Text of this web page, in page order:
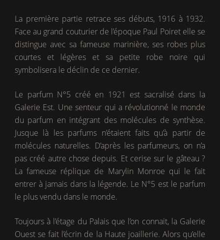
La première partie retrace ses débuts, 1916 à 1932.
Face au grand couturier de l’époque Paul Poiret elle se
distingue avec sa fameuse marinière, ses robes plus
courtes et légères et sa petite robe noire qui
symbolisera le déclin de ce dernier.
Le parfum N°5 créé en 1921 est sacralisé dans la
Galerie Est. Une senteur qui a révolutionné le monde
du parfum en intégrant des molécules de synthèse.
Jusque là les parfums n’étaient faits qu’à partir de
molécules naturelles. D’après les parfumeurs, on n’a
pas créé autre chose depuis. Et cerise sur le gâteau ?
La fameuse réplique de Marylin Monroe qui le fait
entrer à jamais dans la légende. Le N°5 est le parfum
le plus vendu dans le monde.
Toujours à l’étage du Palais que l’on connait, la Galerie
Ouest se fait l’écrin de la Haute joaillerie. Alors qu’elle